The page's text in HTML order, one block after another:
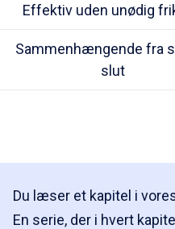
Effektiv uden unødig
Sammenhængende fra
slut
Du læser et kapitel i
En serie, der i hvert